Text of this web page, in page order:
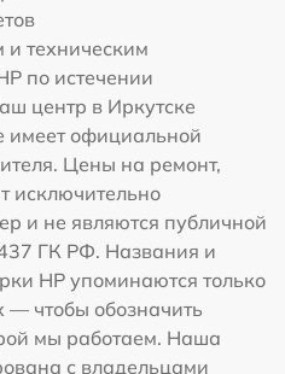
техническим
по истечении
центр в Иркутске
имеет официальной
Цены на ремонт,
исключительно
и не являются публичной
ГК РФ. Названия и
HP упоминаются только
чтобы обозначить
мы работаем. Наша
с владельцами